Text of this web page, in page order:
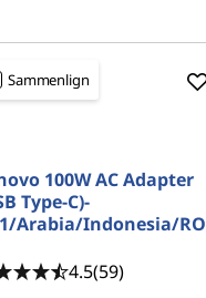
Sammenlign
100W AC Adapter
Type-C)-
Arabia/Indonesia/RO
4.5(59)